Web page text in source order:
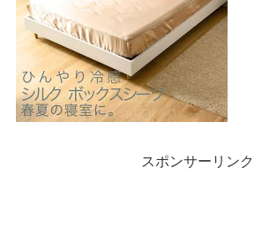
スポンサーリンク